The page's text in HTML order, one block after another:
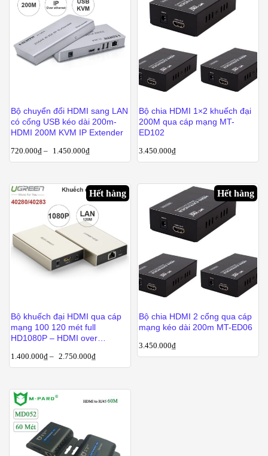
Bộ chuyển đổi HDMI sang LAN
có cổng USB kéo dài 200m-
HDMI 200M KVM IP Extender
720.000₫ – 1.450.000₫
Bộ chia HDMI 1×2 khuếch đại
200M qua cáp mạng MT-
ED102
3.450.000₫
Hết hàng
Bộ khuếch đại HDMI qua cáp
mạng 100 120 mét full
HD1080P – HDMI over
1.400.000₫ – 2.750.000₫
Hết hàng
Bộ chia HDMI 2 cổng qua cáp
mạng kéo dài 200m MT-ED06
3.450.000₫